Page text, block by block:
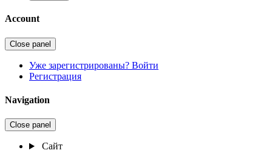
Account
Close panel
Уже зарегистрированы? Войти
Регистрация
Navigation
Close panel
Сайт